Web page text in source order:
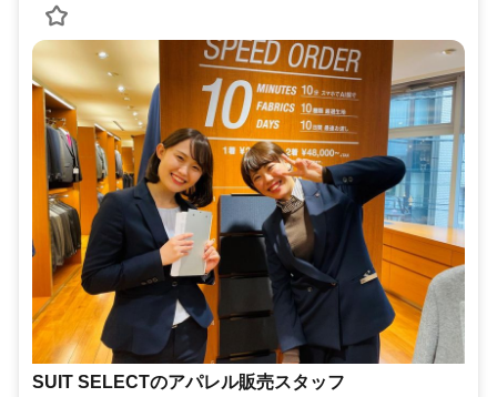
SUIT SELECTのアパレル販売スタッフ